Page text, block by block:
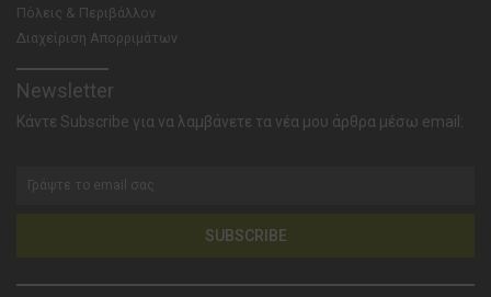
Πόλεις & Περιβάλλον
Διαχείριση Απορριμάτων
Newsletter
Κάντε Subscribe για να λαμβάνετε τα νέα μου άρθρα μέσω email:
SUBSCRIBE